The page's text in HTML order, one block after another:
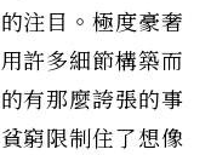
注目。極度豪奢
許多細節構築而
有那麼誇張的事
窮限制住了想像